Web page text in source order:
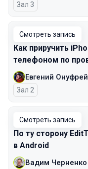
Зал 3
Смотреть запись
Как приручить
телефоном по
Евгений
Зал 2
Смотреть запись
По ту сторону
в Android
Вадим Черненко